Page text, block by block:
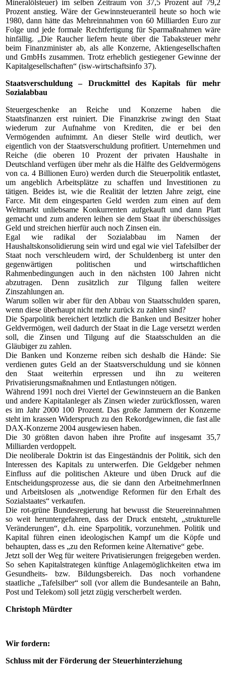
Mineralölsteuer) im selben Zeitraum von 37,5 Prozent auf 79,2
Prozent anstieg. Wäre der Gewinnsteueranteil heute so hoch wie
1980, dann hätte das Mehreinnahmen von 60 Milliarden Euro zur
Folge und jede formale Rechtfertigung für Sparmaßnahmen wäre
hinfällig. „Die Raucher liefern heute über die Tabaksteuer mehr
beim Finanzminister ab, als alle Konzerne, Aktiengesellschaften
und GmbHs zusammen. Trotz erheblich gestiegener Gewinne der
Kapitalgesellschaften“ (isw-wirtschaftsinfo 37).
Staatsverschuldung – Druckmittel des Kapitals für mehr
Sozialabbau
Steuergeschenke an Reiche und Konzerne haben die
Staatsfinanzen erst ruiniert. Die Finanzkrise zwingt den Staat
wiederum zur Aufnahme von Krediten, die er bei den
Vermögenden aufnimmt. An dieser Stelle wird deutlich, wer
eigentlich von der Staatsverschuldung profitiert. Unternehmen und
Reiche (die oberen 10 Prozent der privaten Haushalte in
Deutschland verfügen über mehr als die Hälfte des Geldvermögens
von ca. 4 Billionen Euro) werden durch die Steuerpolitik entlastet,
um angeblich Arbeitsplätze zu schaffen und Investitionen zu
tätigen. Beides ist, wie die Realität der letzten Jahre zeigt, eine
Farce. Mit dem eingesparten Geld werden zum einen auf dem
Weltmarkt unliebsame Konkurrenten aufgekauft und dann Platt
gemacht und zum anderen leihen sie dem Staat ihr überschüssiges
Geld und streichen hierfür auch noch Zinsen ein.
Egal wie radikal der Sozialabbau im Namen der
Haushaltskonsolidierung sein wird und egal wie viel Tafelsilber der
Staat noch verschleudern wird, der Schuldenberg ist unter den
gegenwärtigen politischen und wirtschaftlichen
Rahmenbedingungen auch in den nächsten 100 Jahren nicht
abzutragen. Denn zusätzlich zur Tilgung fallen weitere
Zinszahlungen an.
Warum sollen wir aber für den Abbau von Staatsschulden sparen,
wenn diese überhaupt nicht mehr zurück zu zahlen sind?
Die Sparpolitik bereichert letztlich die Banken und Besitzer hoher
Geldvermögen, weil dadurch der Staat in die Lage versetzt werden
soll, die Zinsen und Tilgung auf die Staatsschulden an die
Gläubiger zu zahlen.
Die Banken und Konzerne reiben sich deshalb die Hände: Sie
verdienen gutes Geld an der Staatsverschuldung und sie können
den Staat weiterhin erpressen und ihn zu weiteren
Privatisierungsmaßnahmen und Entlastungen nötigen.
Während 1991 noch drei Viertel der Gewinnsteuern an die Banken
und andere Kapitalanleger als Zinsen wieder zurückflossen, waren
es im Jahr 2000 100 Prozent. Das große Jammern der Konzerne
steht im krassen Widerspruch zu den Rekordgewinnen, die fast alle
DAX-Konzerne 2004 ausgewiesen haben.
Die 30 größten davon haben ihre Profite auf insgesamt 35,7
Milliarden verdoppelt.
Die neoliberale Doktrin ist das Eingeständnis der Politik, sich den
Interessen des Kapitals zu unterwerfen. Die Geldgeber nehmen
Einfluss auf die politischen Akteure und üben Druck auf die
Entscheidungsprozesse aus, die sie dann den ArbeitnehmerInnen
und Arbeitslosen als „notwendige Reformen für den Erhalt des
Sozialstaates“ verkaufen.
Die rot-grüne Bundesregierung hat bewusst die Steuereinnahmen
so weit heruntergefahren, dass der Druck entsteht, „strukturelle
Veränderungen“, d.h. eine Sparpolitik, vorzunehmen. Politik und
Kapital führen einen ideologischen Kampf um die Köpfe und
behaupten, dass es „zu den Reformen keine Alternative“ gebe.
Jetzt soll der Weg für weitere Privatisierungen freigegeben werden.
So sehen Kapitalstrategen künftige Anlagemöglichkeiten etwa im
Gesundheits- bzw. Bildungsbereich. Das noch vorhandene
staatliche „Tafelsilber“ soll (vor allem die Bundesanteile an Bahn,
Post und Telekom) soll jetzt zügig verscherbelt werden.
Christoph Mürdter
Wir fordern:
Schluss mit der Förderung der Steuerhinterziehung